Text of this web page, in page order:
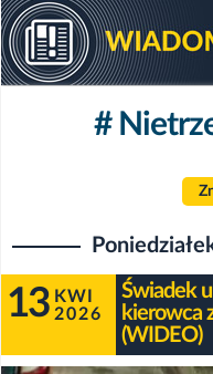
#
13 KWI
2026
Świadek
kierowca
(WIDEO)